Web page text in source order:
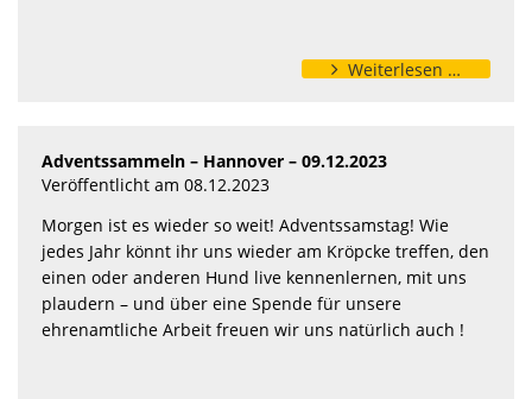
Weiterlesen …
Adventssammeln – Hannover – 09.12.2023
Veröffentlicht am 08.12.2023
Morgen ist es wieder so weit! Adventssamstag! Wie
jedes Jahr könnt ihr uns wieder am Kröpcke treffen, den
einen oder anderen Hund live kennenlernen, mit uns
plaudern – und über eine Spende für unsere
ehrenamtliche Arbeit freuen wir uns natürlich auch !